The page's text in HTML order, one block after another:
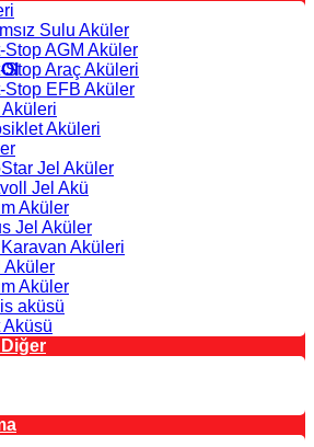
Sulu Aküler
Stop AGM Aküler
Stop Araç Aküleri
Stop EFB Aküler
Aküleri
Jel Aküler
Jel Akü
Aküler
Jel Aküler
Aküleri
Aküler
Aküler
aküsü
Aküsü